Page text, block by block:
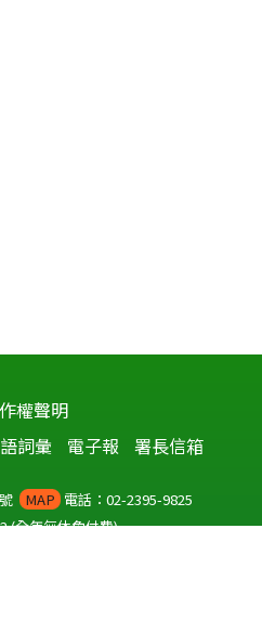
權聲明
詞彙 電子報 署長信箱
MAP 電話：02-2395-9825
(全年無休免付費)